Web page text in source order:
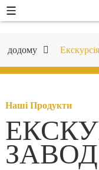
додому
Наші Продукти